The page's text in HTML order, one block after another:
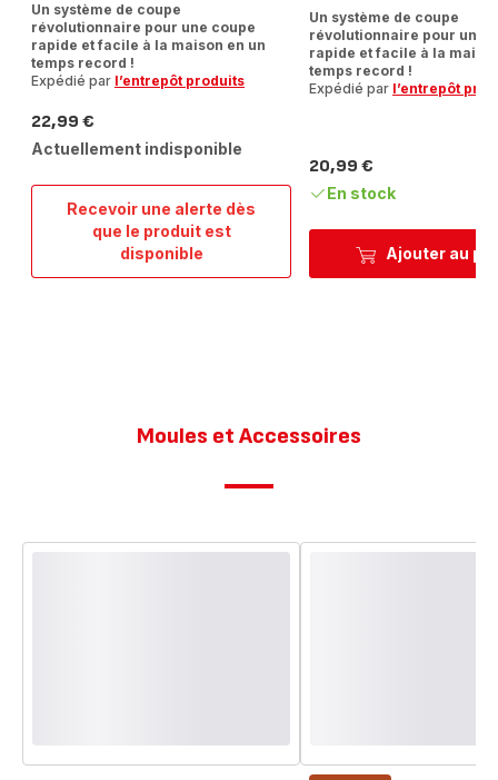
Recevoir une alerte dès
que le produit est
disponible
Hachoir
manuel
glace
Un système de coupe
révolutionnaire pour une coupe
rapide et facile à la maison en un
temps record !
Expédié par l’entrepôt produits
Prix
22,99 €
Actuellement indisponible
Ajouter au
Un système de coupe
révolutionnaire pour une
rapide et facile à la
temps record !
Expédié par l’entrepôt
Prix
20,99 €
En stock
Moules et Accessoires